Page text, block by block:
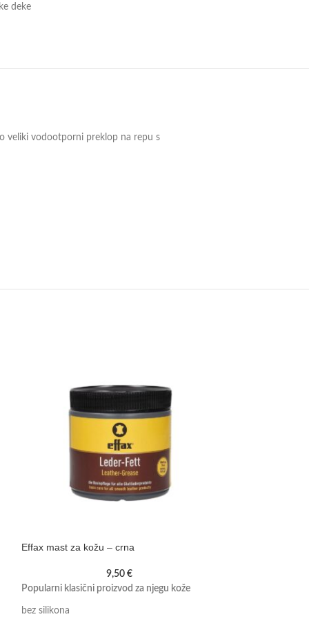
deke
veliki vodootporni preklop na repu s
Effax mast za kožu – crna
9,50€
Popularni klasični proizvod za njegu kože
bez silikona